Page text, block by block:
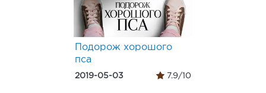
Подорож хорошого
пса
2019-05-03 7.9/10